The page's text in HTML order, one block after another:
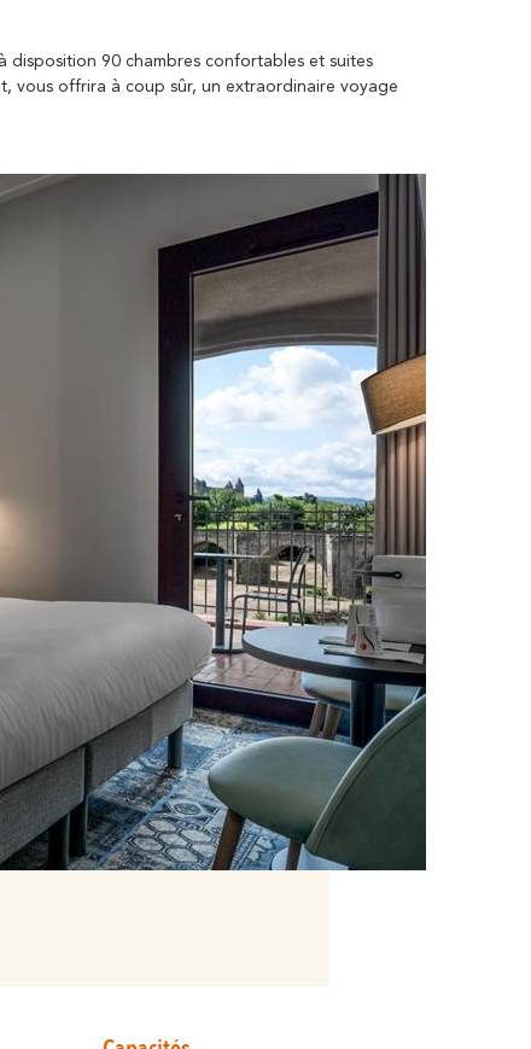
disposition 90 chambres confortables et suites
vous offrira à coup sûr, un extraordinaire voyage